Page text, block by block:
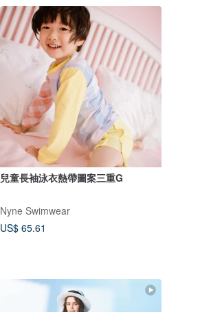
兒童長袖泳衣熱帶圖案三重G
Nyne Swimwear
US$ 65.61